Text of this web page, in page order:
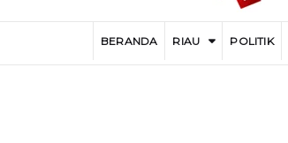
BERANDA RIAU POLITIK